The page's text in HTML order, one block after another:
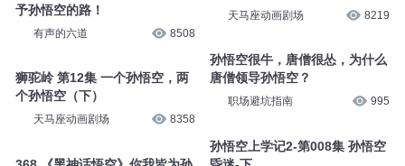
予孙悟空的路！
有声的六道 8508
狮驼岭 第12集 一个孙悟空，两
个孙悟空（下）
天马座动画剧场 8358
天马座动画剧场 8219
孙悟空很牛，唐僧很怂，为什么
唐僧领导孙悟空？
职场避坑指南 995
孙悟空上学记2-第008集 孙悟空